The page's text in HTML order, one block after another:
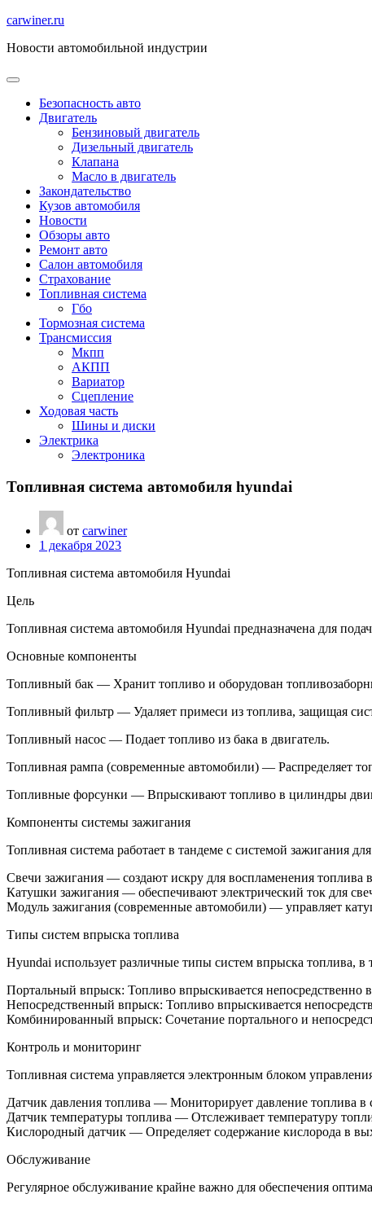
Перейти
содержимому
carwiner.ru
Новости автомобильной индустрии
Безопасность авто
Двигатель
Бензиновый двигатель
Дизельный двигатель
Клапана
Масло в двигатель
Закондательство
Кузов автомобиля
Новости
Обзоры авто
Ремонт авто
Салон автомобиля
Страхование
Топливная система
Гбо
Тормозная система
Трансмиссия
Мкпп
АКПП
Вариатор
Сцепление
Ходовая часть
Шины и диски
Электрика
Электроника
Топливная система автомобиля hyundai
от carwiner
1 декабря 2023
Топливная система автомобиля Hyundai
Цель
Топливная система автомобиля Hyundai предназначена для
Основные компоненты
Топливный бак — Хранит топливо и оборудован
Топливный фильтр — Удаляет примеси из топлива, защищая
Топливный насос — Подает топливо из бака в двигатель.
Топливная рампа (современные автомобили) — Распределяет
Топливные форсунки — Впрыскивают топливо в цилиндры
Компоненты системы зажигания
Топливная система работает в тандеме с системой зажигания
Свечи зажигания — создают искру для воспламенения топлива
Катушки зажигания — обеспечивают электрический ток для
Модуль зажигания (современные автомобили) — управляет
Типы систем впрыска топлива
Hyundai использует различные типы систем впрыска топлива, в
Портальный впрыск: Топливо впрыскивается непосредственно
Непосредственный впрыск: Топливо впрыскивается
Комбинированный впрыск: Сочетание портального и
Контроль и мониторинг
Топливная система управляется электронным блоком
Датчик давления топлива — Мониторирует давление топлива в
Датчик температуры топлива — Отслеживает температуру
Кислородный датчик — Определяет содержание кислорода в
Обслуживание
Регулярное обслуживание крайне важно для обеспечения